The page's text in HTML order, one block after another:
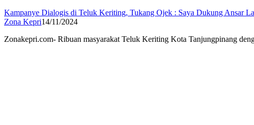
Kampanye Dialogis di Teluk Keriting, Tukang Ojek : Saya Dukung Ansar
Zona Kepri14/11/2024
Zonakepri.com- Ribuan masyarakat Teluk Keriting Kota Tanjungpinang